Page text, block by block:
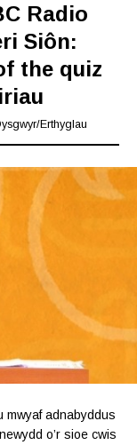
Radio
Siôn:
the quiz
/Erthyglau
mwyaf adnabyddus
o’r sioe cwis